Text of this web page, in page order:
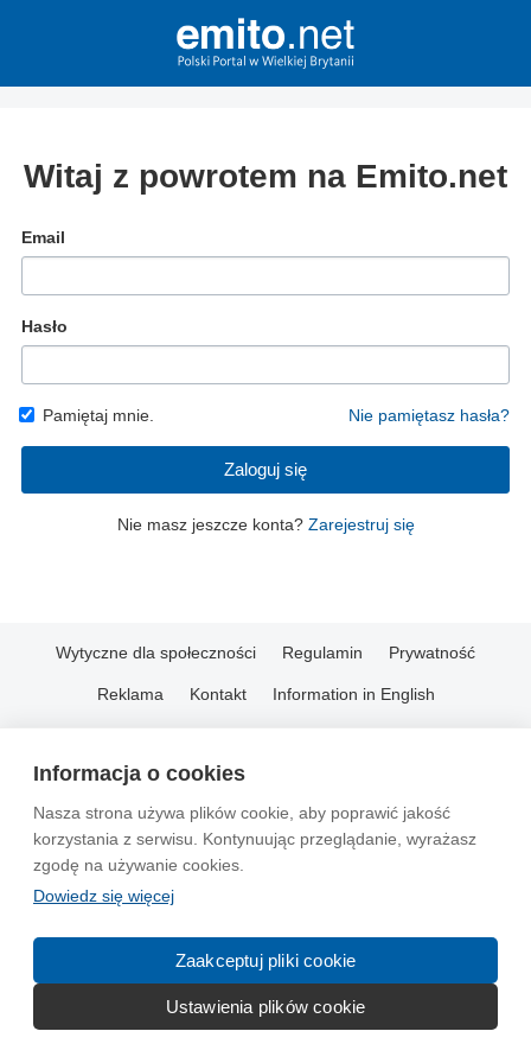
Informacja o cookies
Nasza strona używa plików cookie, aby poprawić jakość
korzystania z serwisu. Kontynuując przeglądanie, wyrażasz
zgodę na używanie cookies.
Dowiedz się więcej
Zaakceptuj pliki cookie
Ustawienia plików cookie
Witaj z powrotem na Emito.net
Email
Hasło
Pamiętaj mnie. Nie pamiętasz hasła?
Zaloguj się
Nie masz jeszcze konta? Zarejestruj się
Wytyczne dla społeczności Regulamin Prywatność
Reklama Kontakt Information in English